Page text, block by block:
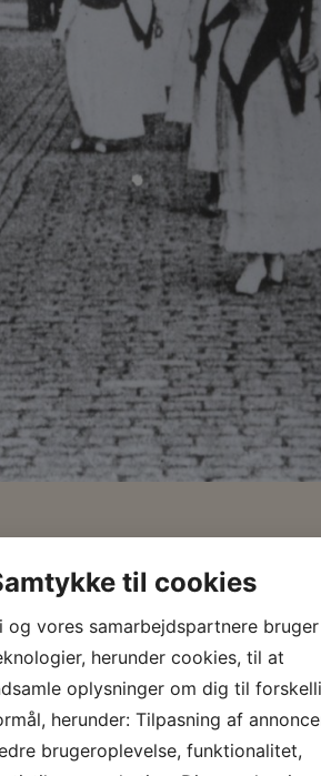
følgende ordlyd: ”Valgret
sit 25de Aar og har fast
skyldig i en i den offentlige
nyder eller har nydt
c) er ude af
til cookies
og vores samarbejdspartnere bruger
herunder cookies, til at
oplysninger om dig til
herunder: Tilpasning af
brugeroplevelse, funktionalitet,